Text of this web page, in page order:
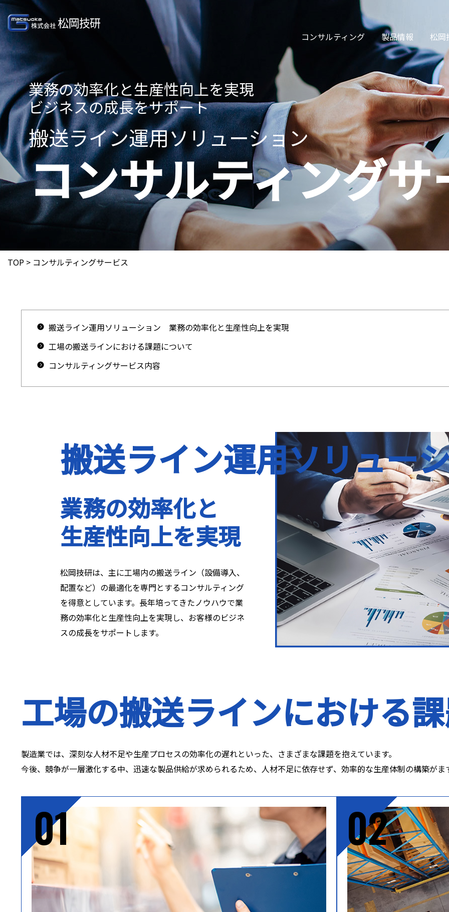
コンサルティング 製品情報
製品情報
PRODUCT
INFORMATION
AMR
moovis（有軌道AGV）
松岡
業務の効率化と生産性向上を実現
ビジネスの成長をサポート
搬送ライン運用ソリューション
コンサルティングサ
TOP > コンサルティングサービス
搬送ライン運用ソリューション 業務の効率化と生産性向上を実現
工場の搬送ラインにおける課題について
コンサルティングサービス内容
搬送ライン運用ソリュー
業務の効率化と
生産性向上を実現
松岡技研は、主に工場内の搬送ライン（設備導入、
配置など）の最適化を専門とするコンサルティング
を得意としています。長年培ってきたノウハウで業
務の効率化と生産性向上を実現し、お客様のビジネ
スの成長をサポートします。
工場の搬送ラインにおける
製造業では、深刻な人材不足や生産プロセスの効率化の遅れといった、さまざまな課題を抱えています。
今後、競争が一層激化する中、迅速な製品供給が求められるため、人材不足に依存せず、効率的な生産体制の構築がま
01 02